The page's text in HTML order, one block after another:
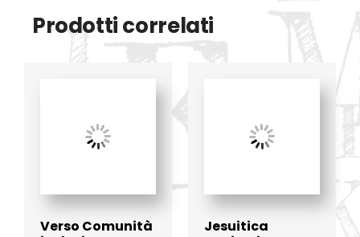
Prodotti correlati
Verso Comunità
Jesuitica